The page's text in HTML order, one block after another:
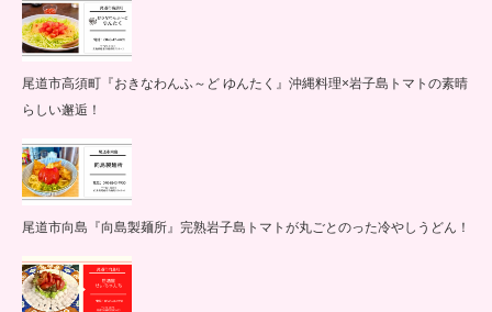
尾道市高須町『おきなわんふ～ど ゆんたく』沖縄料理×岩子島トマトの素晴
らしい邂逅！
尾道市向島『向島製麺所』完熟岩子島トマトが丸ごとのった冷やしうどん！